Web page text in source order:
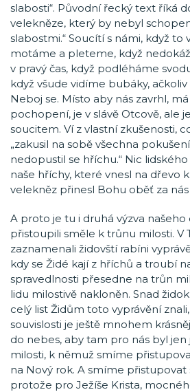
slabosti“. Původní řecký text říká
velekněze, který by nebyl
slabostmi.“ Soucítí s námi, když to
motáme a pleteme, když
v pravý čas, když podléháme
když všude vidíme bubáky,
Neboj se. Místo aby nás zavrhl,
pochopení, je v slávě Otcově, ale
soucitem. Ví z vlastní zkušenosti,
„zakusil na sobě všechna
nedopustil se hříchu.“ Nic
naše hříchy, které vnesl na dřevo
velekněz přinesl Bohu oběť za nás
A proto je tu i druhá výzva
přistoupili směle k trůnu milosti. V
zaznamenali židovští rabíni
kdy se Židé kají z hříchů a troubí
spravedlnosti přesedne na trůn
lidu milostivě nakloněn. Snad
celý list Židům toto vyprávění
souvislosti je ještě mnohem
do nebes, aby tam pro nás byl
milosti, k němuž smíme
na Nový rok. A smíme přistupovat
protože pro Ježíše Krista,